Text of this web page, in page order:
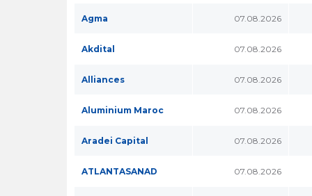
Agma 07.08.2026
Akdital 07.08.2026
Alliances 07.08.2026
Aluminium Maroc 07.08.2026
Aradei Capital 07.08.2026
ATLANTASANAD 07.08.2026